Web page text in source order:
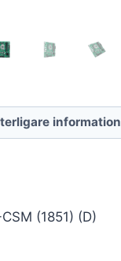
information
(1851) (D)